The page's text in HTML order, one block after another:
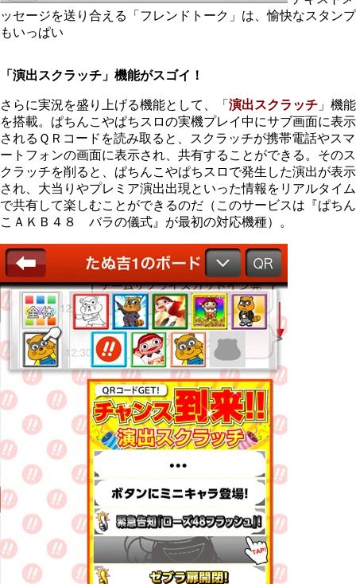
ッセージを送り合える「フレンドトーク」は、愉快なスタンプ
もいっぱい
「演出スクラッチ」機能がスゴイ！
さらに実況を盛り上げる機能として、「 演出スクラッチ 」機能
を搭載。ぱちんこやぱちスロの実機プレイ中にサブ画面に表示
されるＱＲコードを読み取ると、スクラッチが携帯電話やスマ
ートフォンの画面に表示され、共有することができる。そのス
クラッチを削ると、ぱちんこやぱちスロで発生した演出が表示
され、大当りやプレミア演出出現といった情報をリアルタイム
で共有して楽しむことができるのだ（このサービスは『ぱちん
こＡＫＢ４８ バラの儀式』が最初の対応機種）。